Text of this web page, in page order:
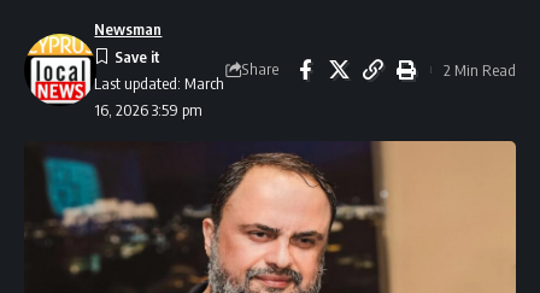
Last updated: March
16, 2026 3:59 pm
Newsman
Share 2 Min Read